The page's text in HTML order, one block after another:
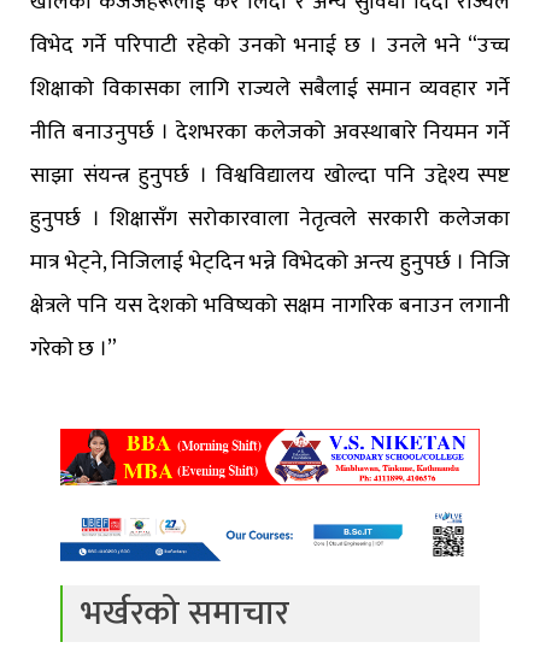
विभेद गर्ने परिपाटी रहेको उनको भनाई छ । उनले भने “उच्च
शिक्षाको विकासका लागि राज्यले सबैलाई समान व्यवहार गर्ने
नीति बनाउनुपर्छ । देशभरका कलेजको अवस्थाबारे नियमन गर्ने
साझा संयन्त्र हुनुपर्छ । विश्वविद्यालय खोल्दा पनि उद्देश्य स्पष्ट
हुनुपर्छ । शिक्षासँग सरोकारवाला नेतृत्वले सरकारी कलेजका
मात्र भेट्ने, निजिलाई भेट्दिन भन्ने विभेदको अन्त्य हुनुपर्छ । निजि
क्षेत्रले पनि यस देशको भविष्यको सक्षम नागरिक बनाउन लगानी
गरेको छ ।”
भर्खरको समाचार